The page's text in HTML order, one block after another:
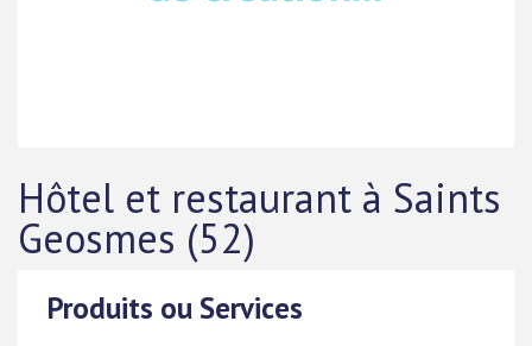
Hôtel et restaurant à Saints
Geosmes (52)
Produits ou Services